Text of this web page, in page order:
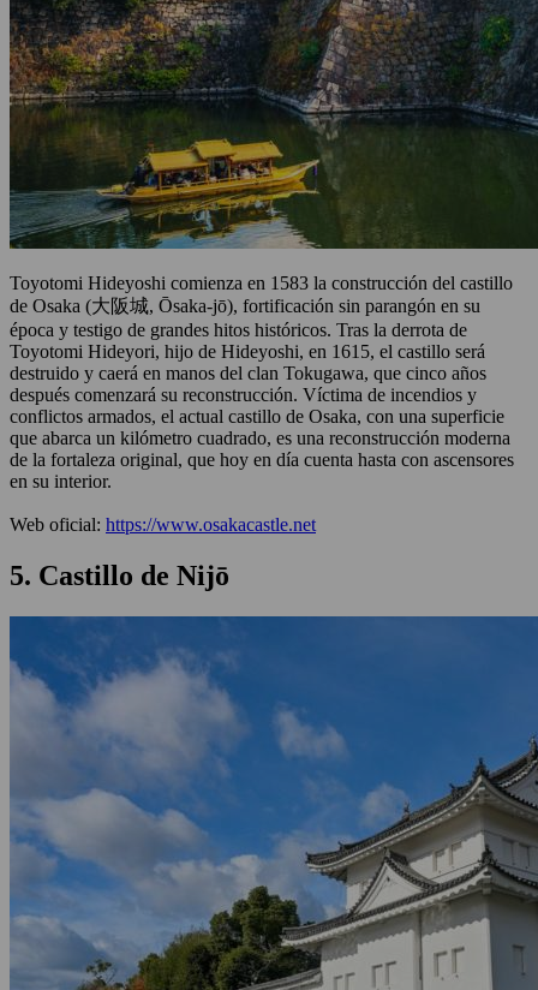
Toyotomi Hideyoshi comienza en 1583 la construcción del castillo
de Osaka (大阪城, Ōsaka-jō), fortificación sin parangón en su
época y testigo de grandes hitos históricos. Tras la derrota de
Toyotomi Hideyori, hijo de Hideyoshi, en 1615, el castillo será
destruido y caerá en manos del clan Tokugawa, que cinco años
después comenzará su reconstrucción. Víctima de incendios y
conflictos armados, el actual castillo de Osaka, con una superficie
que abarca un kilómetro cuadrado, es una reconstrucción moderna
de la fortaleza original, que hoy en día cuenta hasta con ascensores
en su interior.
Web oficial: https://www.osakacastle.net
5. Castillo de Nijō